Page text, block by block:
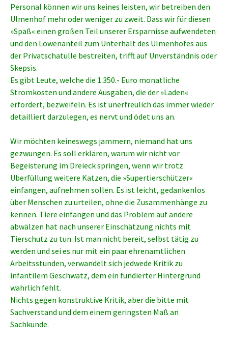
Personal können wir uns keines leisten, wir betreiben den
Ulmenhof mehr oder weniger zu zweit. Dass wir für diesen
»Spaß« einen großen Teil unserer Ersparnisse aufwendeten
und den Löwenanteil zum Unterhalt des Ulmenhofes aus
der Privatschatulle bestreiten, trifft auf Unverständnis oder
Skepsis.
Es gibt Leute, welche die 1.350.- Euro monatliche
Stromkosten und andere Ausgaben, die der »Laden«
erfordert, bezweifeln. Es ist unerfreulich das immer wieder
detailliert darzulegen, es nervt und ödet uns an.
Wir möchten keineswegs jammern, niemand hat uns
gezwungen. Es soll erklären, warum wir nicht vor
Begeisterung im Dreieck springen, wenn wir trotz
Überfüllung weitere Katzen, die »Supertierschützer«
einfangen, aufnehmen sollen. Es ist leicht, gedankenlos
über Menschen zu urteilen, ohne die Zusammenhänge zu
kennen. Tiere einfangen und das Problem auf andere
abwälzen hat nach unserer Einschätzung nichts mit
Tierschutz zu tun. Ist man nicht bereit, selbst tätig zu
werden und sei es nur mit ein paar ehrenamtlichen
Arbeitsstunden, verwandelt sich jedwede Kritik zu
infantilem Geschwätz, dem ein fundierter Hintergrund
wahrlich fehlt.
Nichts gegen konstruktive Kritik, aber die bitte mit
Sachverstand und dem einem geringsten Maß an
Sachkunde.